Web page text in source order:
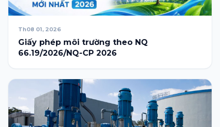
Th08 01, 2026
Giấy phép môi trường theo NQ
66.19/2026/NQ-CP 2026